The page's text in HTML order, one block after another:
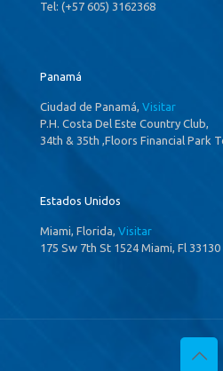
Tel: (+57 605) 3162368
Panamá
Ciudad de Panamá, Visitar
P.H. Costa Del Este Country Club,
34th & 35th ,Floors Financial Park
Estados Unidos
Miami, Florida, Visitar
175 Sw 7th St 1524 Miami, Fl 33130